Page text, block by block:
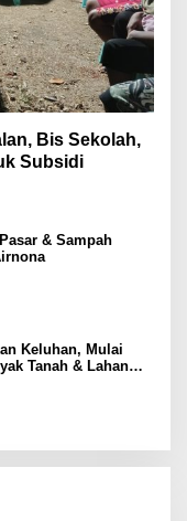
Bis Sekolah,
Subsidi
& Sampah
Keluhan, Mulai
Tanah & Lahan